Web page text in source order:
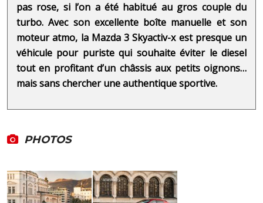
pas rose, si l’on a été habitué au gros couple du
turbo. Avec son excellente boîte manuelle et son
moteur atmo, la Mazda 3 Skyactiv-x est presque un
véhicule pour puriste qui souhaite éviter le diesel
tout en profitant d’un châssis aux petits oignons…
mais sans chercher une authentique sportive.
PHOTOS